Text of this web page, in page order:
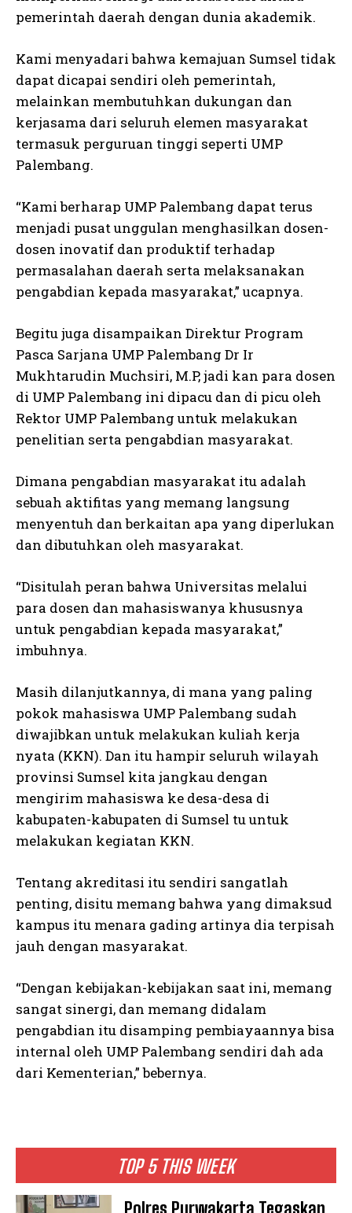
TOP 5 THIS WEEK
Polres Purwakarta Tegaskan
pemerintah daerah dengan dunia akademik.
Kami menyadari bahwa kemajuan Sumsel tidak
dapat dicapai sendiri oleh pemerintah,
melainkan membutuhkan dukungan dan
kerjasama dari seluruh elemen masyarakat
termasuk perguruan tinggi seperti UMP
Palembang.
“Kami berharap UMP Palembang dapat terus
menjadi pusat unggulan menghasilkan dosen-
dosen inovatif dan produktif terhadap
permasalahan daerah serta melaksanakan
pengabdian kepada masyarakat,” ucapnya.
Begitu juga disampaikan Direktur Program
Pasca Sarjana UMP Palembang Dr Ir
Mukhtarudin Muchsiri, M.P, jadi kan para dosen
di UMP Palembang ini dipacu dan di picu oleh
Rektor UMP Palembang untuk melakukan
penelitian serta pengabdian masyarakat.
Dimana pengabdian masyarakat itu adalah
sebuah aktifitas yang memang langsung
menyentuh dan berkaitan apa yang diperlukan
dan dibutuhkan oleh masyarakat.
“Disitulah peran bahwa Universitas melalui
para dosen dan mahasiswanya khususnya
untuk pengabdian kepada masyarakat,”
imbuhnya.
Masih dilanjutkannya, di mana yang paling
pokok mahasiswa UMP Palembang sudah
diwajibkan untuk melakukan kuliah kerja
nyata (KKN). Dan itu hampir seluruh wilayah
provinsi Sumsel kita jangkau dengan
mengirim mahasiswa ke desa-desa di
kabupaten-kabupaten di Sumsel tu untuk
melakukan kegiatan KKN.
Tentang akreditasi itu sendiri sangatlah
penting, disitu memang bahwa yang dimaksud
kampus itu menara gading artinya dia terpisah
jauh dengan masyarakat.
“Dengan kebijakan-kebijakan saat ini, memang
sangat sinergi, dan memang didalam
pengabdian itu disamping pembiayaannya bisa
internal oleh UMP Palembang sendiri dah ada
dari Kementerian,” bebernya.